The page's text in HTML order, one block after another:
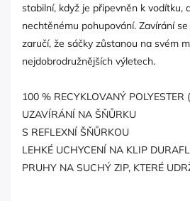
stabilní, když je připevněn k vodítku,
nechtěnému pohupování. Zavírání
zaručí, že sáčky zůstanou na svém
nejdobrodružnějších výletech.
100 % RECYKLOVANÝ POLYESTER
UZAVÍRÁNÍ NA ŠŇŮRKU
S REFLEXNÍ ŠŇŮRKOU
LEHKÉ UCHYCENÍ NA KLIP
PRUHY NA SUCHÝ ZIP, KTERÉ